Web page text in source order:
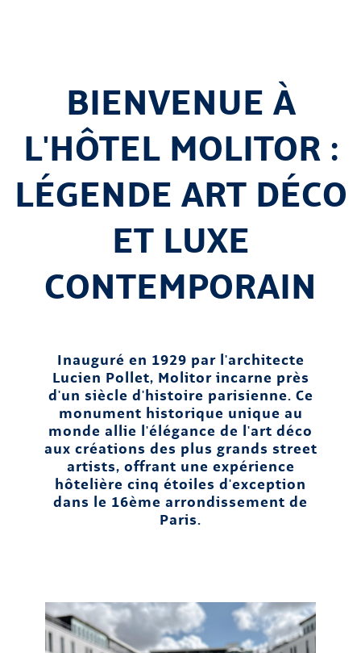
BIENVENUE À
L'HÔTEL MOLITOR :
LÉGENDE ART DÉCO
ET LUXE
CONTEMPORAIN
Inauguré en 1929 par l'architecte
Lucien Pollet, Molitor incarne près
d'un siècle d'histoire parisienne. Ce
monument historique unique au
monde allie l'élégance de l'art déco
aux créations des plus grands street
artists, offrant une expérience
hôtelière cinq étoiles d'exception
dans le 16ème arrondissement de
Paris.